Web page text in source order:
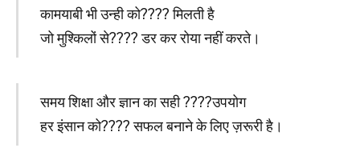
कामयाबी भी उन्ही को???? मिलती है
जो मुश्किलों से???? डर कर रोया नहीं करते।
समय शिक्षा और ज्ञान का सही ????उपयोग
हर इंसान को???? सफल बनाने के लिए ज़रूरी है।